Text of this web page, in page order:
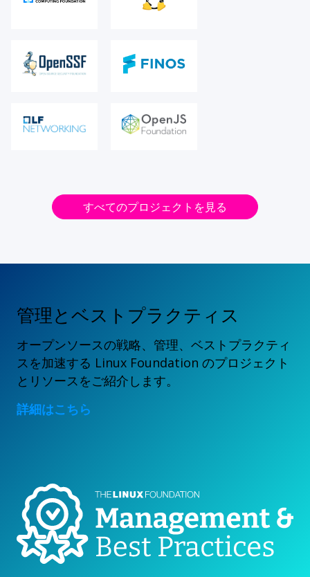
すべてのプロジェクトを見る
管理とベストプラクティス
オープンソースの戦略、管理、ベストプラクティ
スを加速する Linux Foundation のプロジェクト
とリソースをご紹介します。
詳細はこちら